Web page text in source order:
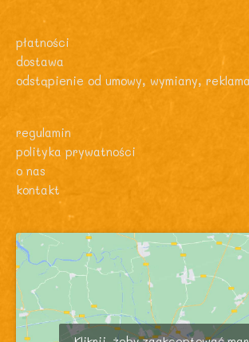
płatności
dostawa
odstąpienie od umowy, wymiany,
regulamin
polityka prywatności
o nas
kontakt